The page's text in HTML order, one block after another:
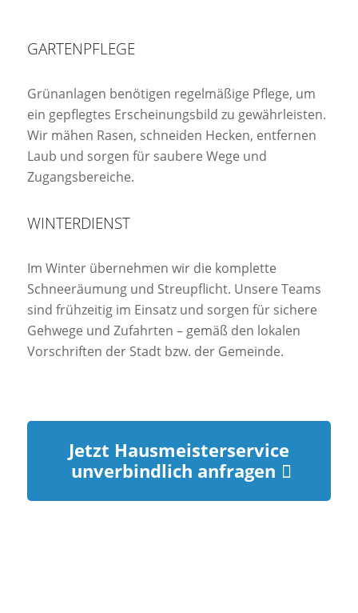
GARTENPFLEGE
Grünanlagen benötigen regelmäßige Pflege, um
ein gepflegtes Erscheinungsbild zu gewährleisten.
Wir mähen Rasen, schneiden Hecken, entfernen
Laub und sorgen für saubere Wege und
Zugangsbereiche.
WINTERDIENST
Im Winter übernehmen wir die komplette
Schneeräumung und Streupflicht. Unsere Teams
sind frühzeitig im Einsatz und sorgen für sichere
Gehwege und Zufahrten – gemäß den lokalen
Vorschriften der Stadt bzw. der Gemeinde.
Jetzt Hausmeisterservice
unverbindlich anfragen